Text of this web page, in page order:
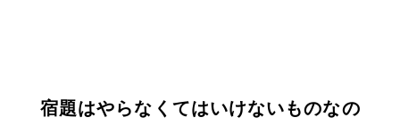
宿題はやらなくてはいけないものなの